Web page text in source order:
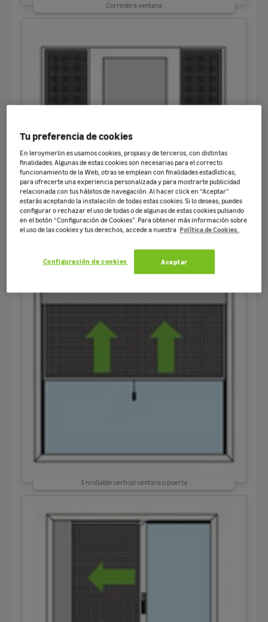
Corredera ventana
Enrollable vertical ventana o puerta
Tu preferencia de cookies
En leroymerlin.es usamos cookies, propias y de terceros, con distintas
finalidades. Algunas de estas cookies son necesarias para el correcto
funcionamiento de la Web, otras se emplean con finalidades estadísticas,
para ofrecerte una experiencia personalizada y para mostrarte publicidad
relacionada con tus hábitos de navegación. Al hacer click en “Aceptar”
estarás aceptando la instalación de todas estas cookies. Si lo deseas, puedes
configurar o rechazar el uso de todas o de algunas de estas cookies pulsando
en el botón “Configuración de Cookies”. Para obtener más información sobre
el uso de las cookies y tus derechos, accede a nuestra Política de Cookies.
Aceptar
Configuración de cookies